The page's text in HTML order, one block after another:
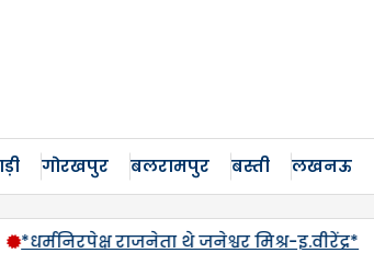
गोरखपुर बलरामपुर बस्ती लखनऊ
बुर्के में फिर कांवड़ यात्रा की तैयारी